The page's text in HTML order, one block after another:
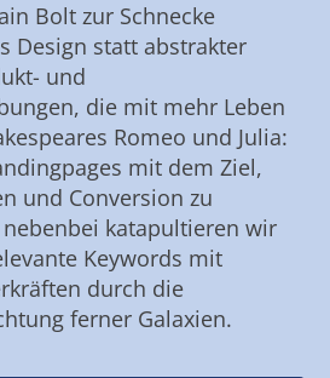
Bolt zur Schnecke
Design statt abstrakter
und
die mit mehr Leben
Romeo und Julia:
mit dem Ziel,
und Conversion zu
katapultieren wir
Keywords mit
durch die
ferner Galaxien.